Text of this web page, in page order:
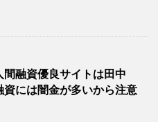
間融資優良サイトは田中
資には闇金が多いから注意